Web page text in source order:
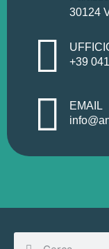
30124
+39
EMAIL